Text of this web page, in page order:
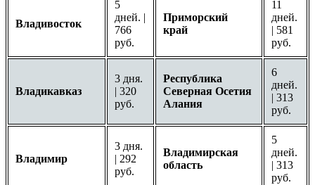
Владивосток
5
дней. |
766
руб.
Приморский
край
11
дней.
| 581
руб.
Владикавказ
3 дня.
| 320
руб.
Республика
Северная Осетия
Алания
6
дней.
| 313
руб.
Владимир
3 дня.
| 292
руб.
Владимирская
область
5
дней.
| 313
руб.